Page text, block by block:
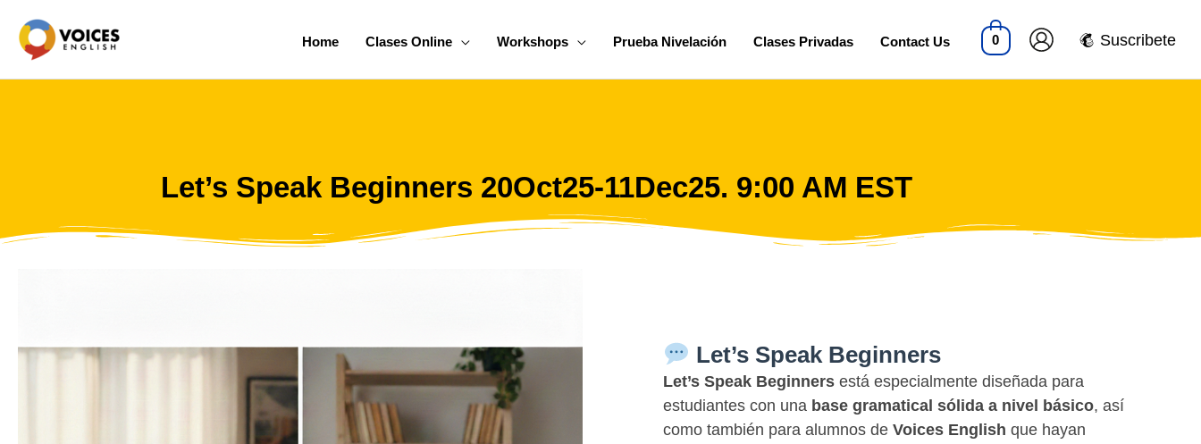
content
Home Clases Online Workshops Prueba Nivelación Clases Privadas Contact Us 0 Suscribete
Let’s Speak Beginners 20Oct25-11Dec25. 9:00 AM EST
Let’s Speak Beginners
Let’s Speak Beginners está especialmente diseñada para
estudiantes con una base gramatical sólida a nivel básico, así
como también para alumnos de Voices English que hayan